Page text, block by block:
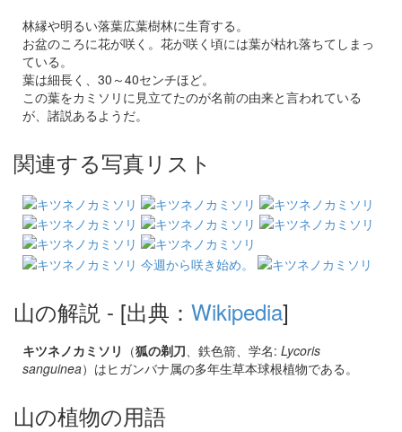
林縁や明るい落葉広葉樹林に生育する。
お盆のころに花が咲く。花が咲く頃には葉が枯れ落ちてしまっ
ている。
葉は細長く、30～40センチほど。
この葉をカミソリに見立てたのが名前の由来と言われている
が、諸説あるようだ。
関連する写真リスト
山の解説 - [出典： Wikipedia]
キツネノカミソリ （狐の剃刀 、鉄色箭、学名: Lycoris
sanguinea）はヒガンバナ属の多年生草本球根植物である。
山の植物の用語